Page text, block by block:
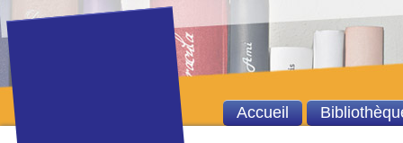
Accueil